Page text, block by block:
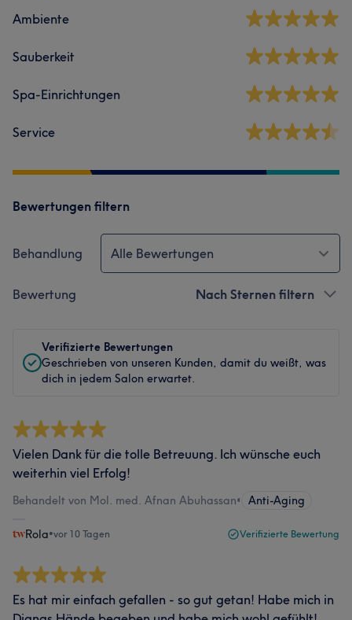
Ambiente
Sauberkeit
Spa-Einrichtungen
Service
Bewertungen filtern
Behandlung Alle Bewertungen
Bewertung Nach Sternen filtern
Verifizierte Bewertungen
Geschrieben von unseren Kunden, damit du weißt, was
dich in jedem Salon erwartet.
Vielen Dank für die tolle Betreuung. Ich wünsche euch
weiterhin viel Erfolg!
Behandelt von Mol. med. Afnan Abuhassan• Anti-Aging
Rola•vor 10 Tagen Verifizierte Bewertung
Es hat mir einfach gefallen - so gut getan! Habe mich in